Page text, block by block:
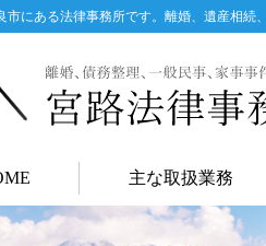
市にある法律事務所です。離婚、遺産相続
主な取扱業務